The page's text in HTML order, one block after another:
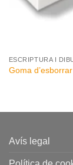
ESCRIPTURA I
Goma
Avís legal